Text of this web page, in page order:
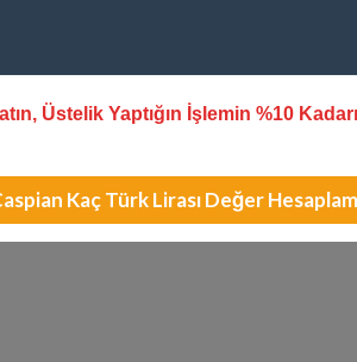
Üstelik Yaptığın İşlemin %10
Kaç Türk Lirası Değer